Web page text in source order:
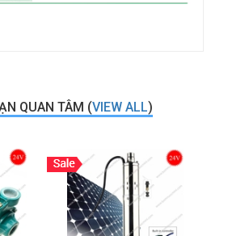
QUAN TÂM (VIEW ALL)